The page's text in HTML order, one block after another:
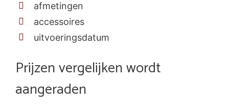
afmetingen
accessoires
uitvoeringsdatum
Prijzen vergelijken wordt
aangeraden